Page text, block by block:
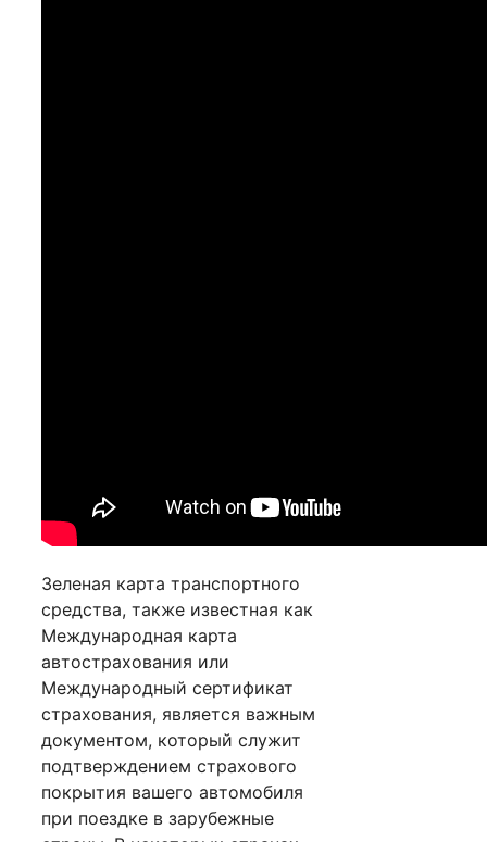
Зеленая карта транспортного
средства, также известная как
Международная карта
автострахования или
Международный сертификат
страхования, является важным
документом, который служит
подтверждением страхового
покрытия вашего автомобиля
при поездке в зарубежные